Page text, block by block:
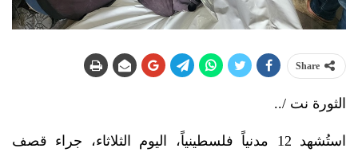
Share
الثورة نت /..
استُشهد 12 مدنياً فلسطينياً، اليوم الثلاثاء، جراء قصف